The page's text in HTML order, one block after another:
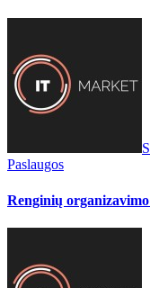
Paslaugos
Renginių